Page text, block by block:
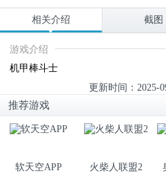
相关介绍 截图
游戏介绍
机甲棒斗士
更新时间：2025-
推荐游戏
软天空APP 火柴人联盟2